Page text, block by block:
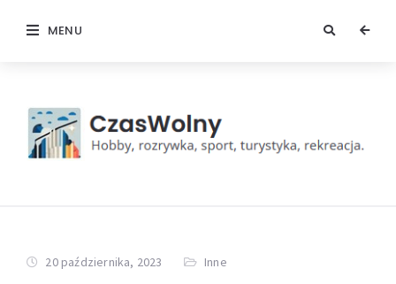
MENU
20 października, 2023 Inne